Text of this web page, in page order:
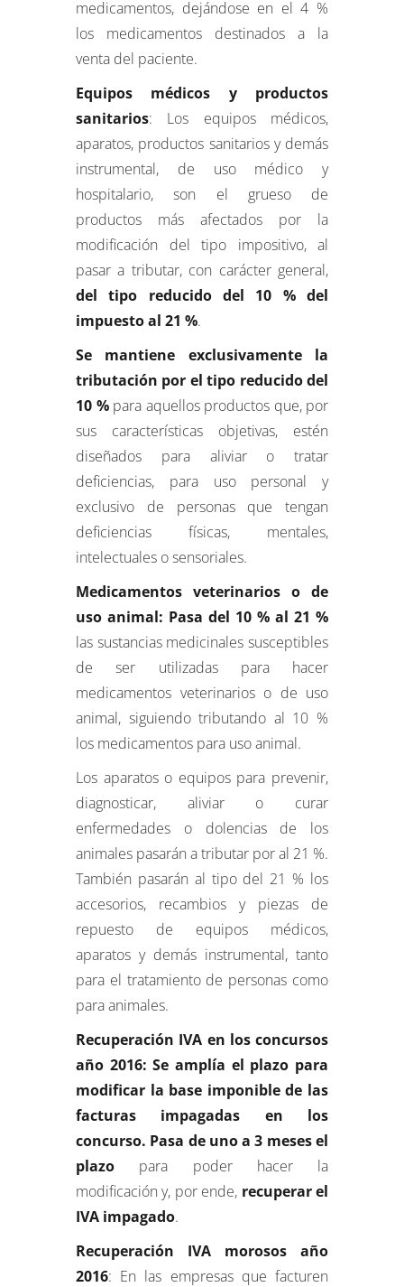
medicamentos, dejándose en el 4 %
los medicamentos destinados a la
venta del paciente.
Equipos médicos y productos
sanitarios: Los equipos médicos,
aparatos, productos sanitarios y demás
instrumental, de uso médico y
hospitalario, son el grueso de
productos más afectados por la
modificación del tipo impositivo, al
pasar a tributar, con carácter general,
del tipo reducido del 10 % del
impuesto al 21 %.
Se mantiene exclusivamente la
tributación por el tipo reducido del
10 %para aquellos productos que, por
sus características objetivas, estén
diseñados para aliviar o tratar
deficiencias, para uso personal y
exclusivo de personas que tengan
deficiencias físicas, mentales,
intelectuales o sensoriales.
Medicamentos veterinarios o de
uso animal: Pasa del 10 % al 21 %
las sustancias medicinales susceptibles
de ser utilizadas para hacer
medicamentos veterinarios o de uso
animal, siguiendo tributando al 10 %
los medicamentos para uso animal.
Los aparatos o equipos para prevenir,
diagnosticar, aliviar o curar
enfermedades o dolencias de los
animales pasarán a tributar por al 21 %.
También pasarán al tipo del 21 % los
accesorios, recambios y piezas de
repuesto de equipos médicos,
aparatos y demás instrumental, tanto
para el tratamiento de personas como
para animales.
Recuperación IVA en los concursos
año 2016: Se amplía el plazo para
modificar la base imponible de las
facturas impagadas en los
concurso. Pasa de uno a 3 meses el
plazo para poder hacer la
modificación y, por ende, recuperar el
IVA impagado.
Recuperación IVA morosos año
2016: En las empresas que facturen